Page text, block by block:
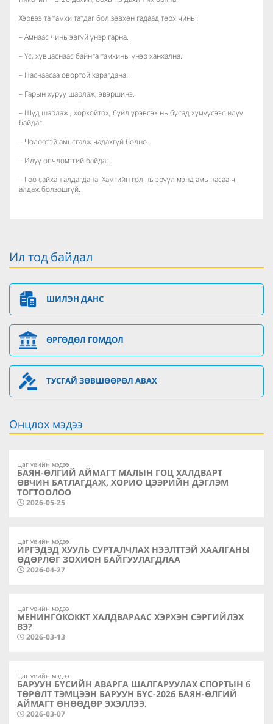
Хэрвээ та тамхи татдаг бол зөвхөн гадаад төрх чинь:
– Амнаас чинь эвгүй үнэр гарна.
– Үс, хувцаснаас байнга тамхины үнэр ханхална.
– Наснаасаа овортой харагдана.
– Гарын хуруу шарлаж, эвэршинэ.
– Шүд шарлаж , хорхойтох, буйл үрэвсэх нь бусад хүмүүсээс илүү
байдаг.
– Чөлөөтэй амьсгалж чадахгүй болно.
– Илүү өвчлөмтгий байдаг.
– Гоо сайхан алдагдана. Хамгийн гол нь эрүүл мэнд амь насаа ч
алдаж болзошгүй.
Ил тод байдал
ШИЛЭН ДАНС
ӨРГӨДӨЛ ГОМДОЛ
ТУСГАЙ ЗӨВШӨӨРӨЛ АВАХ
Онцлох мэдээ
Цаг үеийн мэдээ
БАЯН-ӨЛГИЙ АЙМАГТ МАЛЫН ГОЦ ХАЛДВАРТ
ӨВЧИН БАТЛАГДАЖ, ХОРИО ЦЭЭРИЙН ДЭГЛЭМ
ТОГТООЛОО
2026-05-25
Цаг үеийн мэдээ
ИРГЭДЭД ХУУЛЬ СУРТАЛЧЛАХ НЭЭЛТТЭЙ ХААЛГАНЫ
ӨДӨРЛӨГ ЗОХИОН БАЙГУУЛАГДЛАА
2026-04-27
Цаг үеийн мэдээ
МЕНИНГОКОККТ ХАЛДВАРААС ХЭРХЭН СЭРГИЙЛЭХ
ВЭ?
2026-03-13
Цаг үеийн мэдээ
БАРУУН БҮСИЙН АВАРГА ШАЛГАРУУЛАХ СПОРТЫН 6
ТӨРӨЛТ ТЭМЦЭЭН БАРУУН БҮС-2026 БАЯН-ӨЛГИЙ
АЙМАГТ ӨНӨӨДӨР ЭХЭЛЛЭЭ.
2026-03-07